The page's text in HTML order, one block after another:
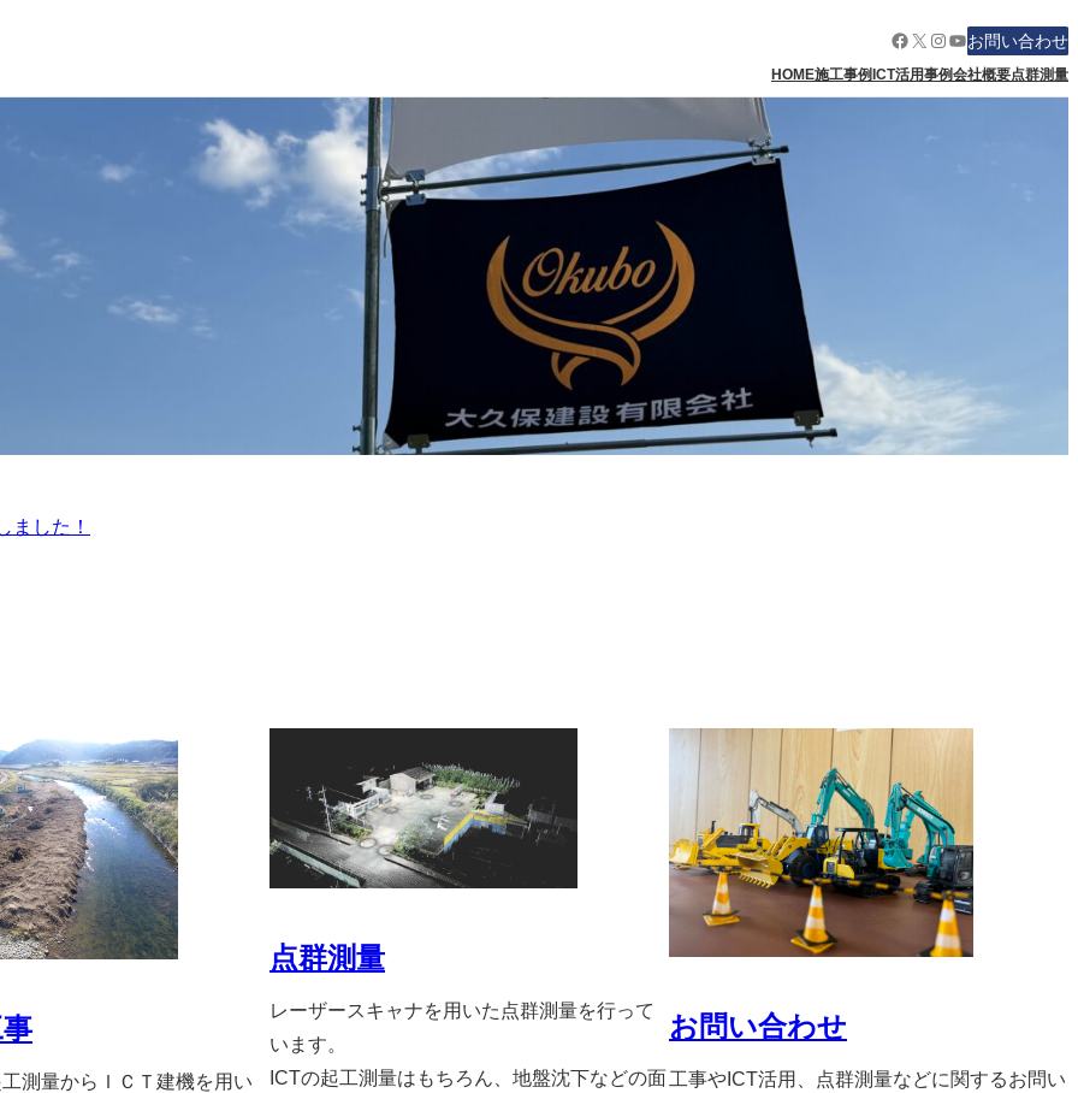
Facebook
X Instagram
YouTube
お問い合わせ
HOME施工事例ICT活用事例会社概要点群測量
ました！
測量からＩＣＴ建機を用い
点群測量
レーザースキャナを用いた点群測量を行って
います。
ICTの起工測量はもちろん、地盤沈下などの面
お問い合わせ
工事やICT活用、点群測量などに関するお問い